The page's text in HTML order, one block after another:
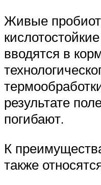
Живые
вводятся в
результате
погибают.
К
также